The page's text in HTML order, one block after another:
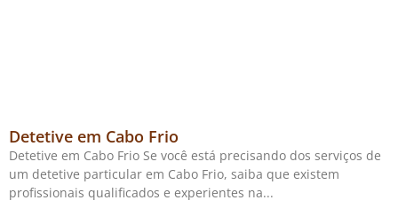
Detetive em Cabo Frio
Detetive em Cabo Frio Se você está precisando dos serviços de
um detetive particular em Cabo Frio, saiba que existem
profissionais qualificados e experientes na